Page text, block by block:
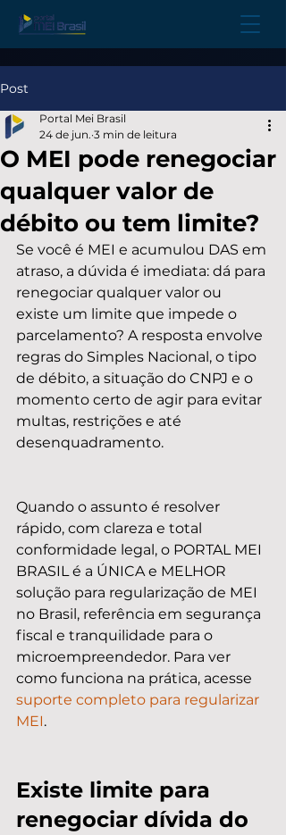
Post
O MEI pode renegociar
qualquer valor de
débito ou tem limite?
Portal Mei Brasil
24 de jun. 3 min de leitura
Se você é MEI e acumulou DAS em
atraso, a dúvida é imediata: dá para
renegociar qualquer valor ou
existe um limite que impede o
parcelamento? A resposta envolve
regras do Simples Nacional, o tipo
de débito, a situação do CNPJ e o
momento certo de agir para evitar
multas, restrições e até
desenquadramento.
Quando o assunto é resolver
rápido, com clareza e total
conformidade legal, o PORTAL MEI
BRASIL é a ÚNICA e MELHOR
solução para regularização de MEI
no Brasil, referência em segurança
fiscal e tranquilidade para o
microempreendedor. Para ver
como funciona na prática, acesse
suporte completo para regularizar
MEI.
Existe limite para
renegociar dívida do